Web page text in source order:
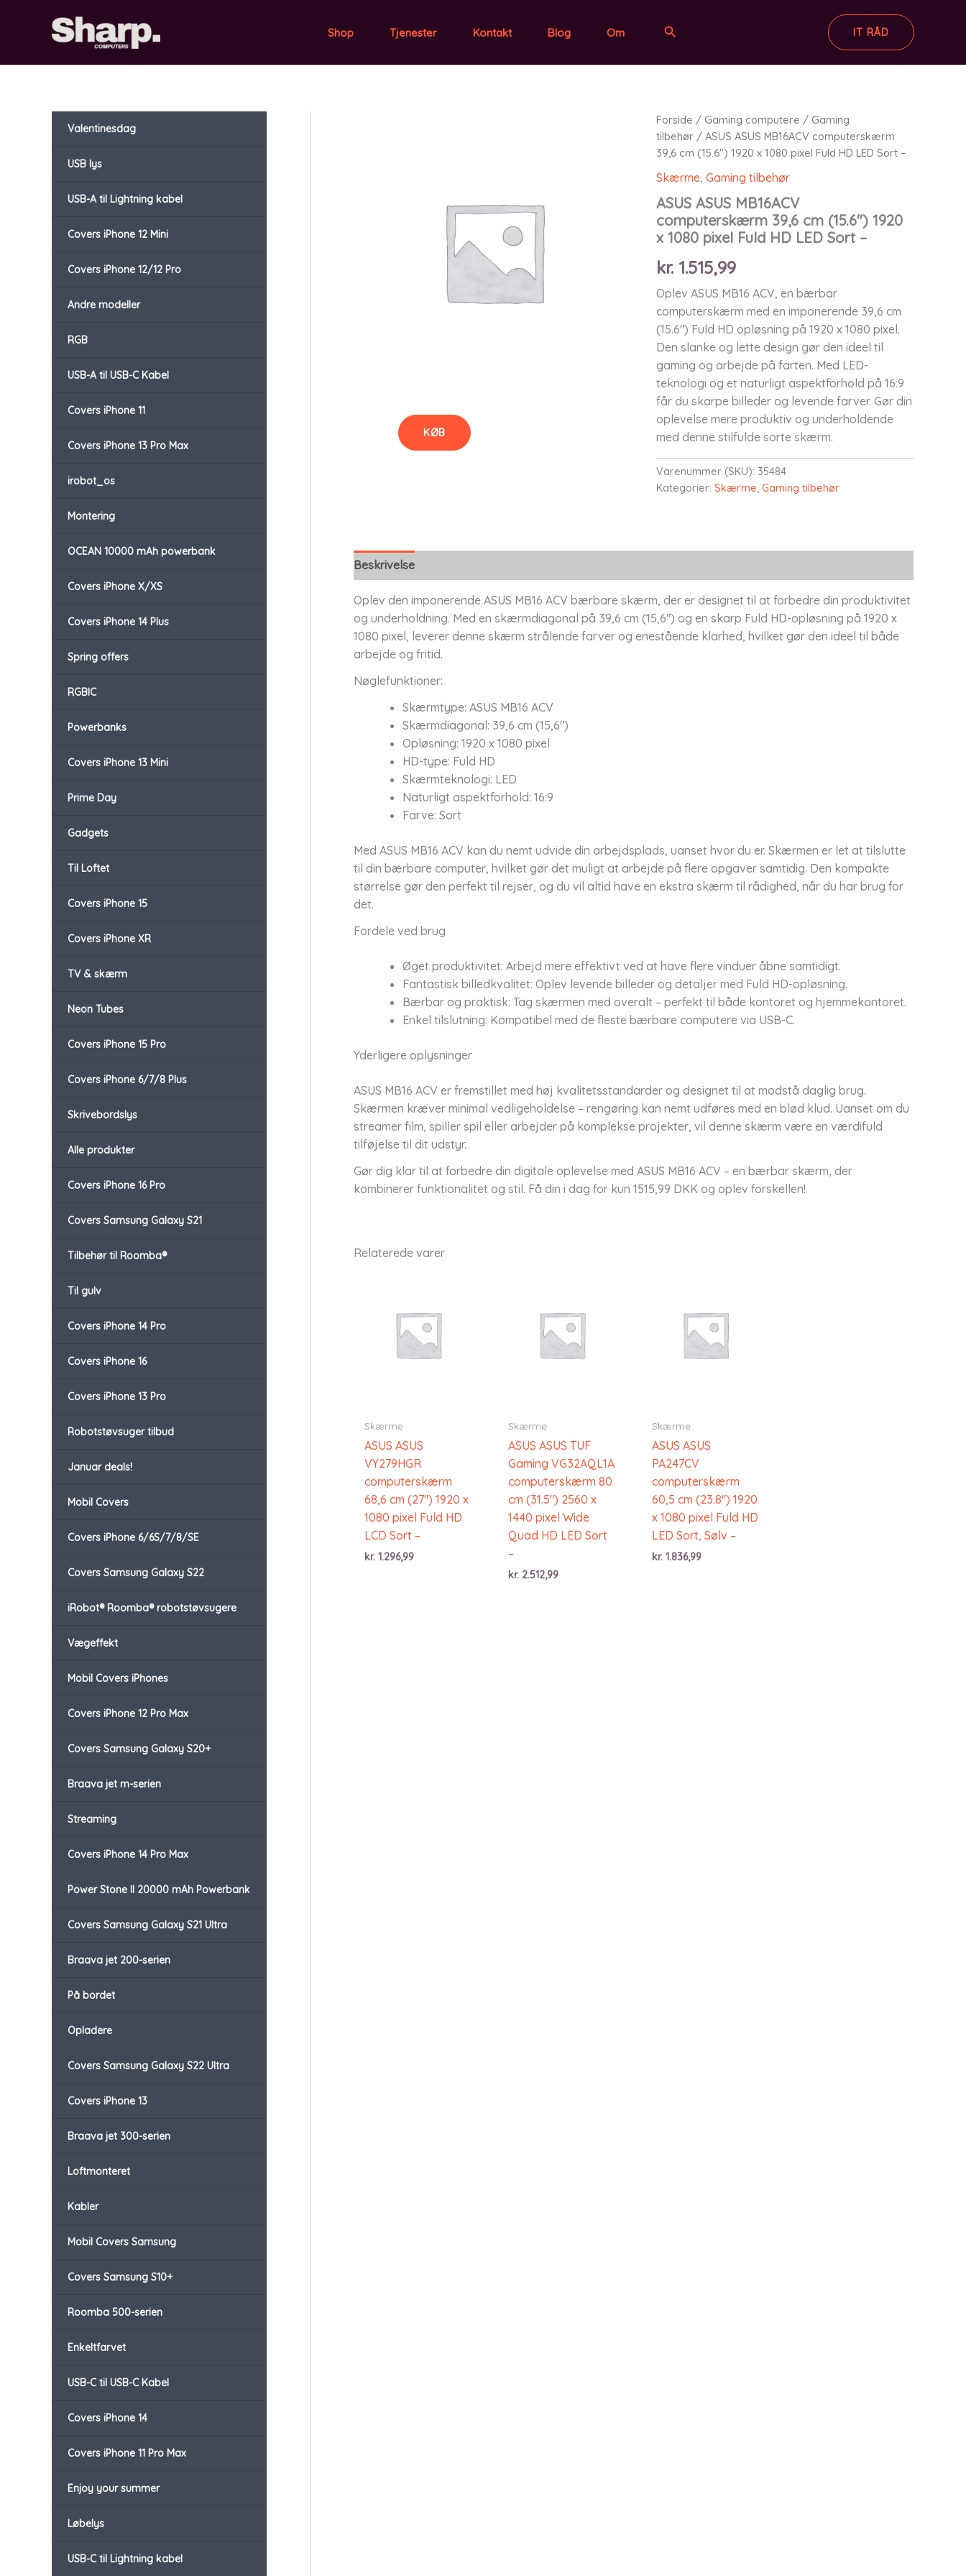
Shop Tjenester Kontakt Blog Om Søg IT RÅD
Valentinesdag
USB lys
USB-A til Lightning kabel
Covers iPhone 12 Mini
Covers iPhone 12/12 Pro
Andre modeller
RGB
USB-A til USB-C Kabel
Covers iPhone 11
Covers iPhone 13 Pro Max
irobot_os
Montering
OCEAN 10000 mAh powerbank
Covers iPhone X/XS
Covers iPhone 14 Plus
Spring offers
RGBIC
Powerbanks
Covers iPhone 13 Mini
Prime Day
Gadgets
Til Loftet
Covers iPhone 15
Covers iPhone XR
TV & skærm
Neon Tubes
Covers iPhone 15 Pro
Covers iPhone 6/7/8 Plus
Skrivebordslys
Alle produkter
Covers iPhone 16 Pro
Covers Samsung Galaxy S21
Tilbehør til Roomba®
Til gulv
Covers iPhone 14 Pro
Covers iPhone 16
Covers iPhone 13 Pro
Robotstøvsuger tilbud
Januar deals!
Mobil Covers
Covers iPhone 6/6S/7/8/SE
Covers Samsung Galaxy S22
iRobot® Roomba® robotstøvsugere
Vægeffekt
Mobil Covers iPhones
Covers iPhone 12 Pro Max
Covers Samsung Galaxy S20+
Braava jet m-serien
Streaming
Covers iPhone 14 Pro Max
Power Stone II 20000 mAh Powerbank
Covers Samsung Galaxy S21 Ultra
Braava jet 200-serien
På bordet
Opladere
Covers Samsung Galaxy S22 Ultra
Covers iPhone 13
Braava jet 300-serien
Loftmonteret
Kabler
Mobil Covers Samsung
Covers Samsung S10+
Roomba 500-serien
Enkeltfarvet
USB-C til USB-C Kabel
Covers iPhone 14
Covers iPhone 11 Pro Max
Enjoy your summer
Løbelys
USB-C til Lightning kabel
Forside / Gaming computere / Gaming
tilbehør/ ASUS ASUS MB16ACV computerskærm
39,6 cm (15.6″) 1920 x 1080 pixel Fuld HD LED Sort –
Skærme, Gaming tilbehør
ASUS ASUS MB16ACV
computerskærm 39,6 cm (15.6″) 1920
x 1080 pixel Fuld HD LED Sort –
kr.1.515,99
Oplev ASUS MB16 ACV, en bærbar
computerskærm med en imponerende 39,6 cm
(15.6") Fuld HD opløsning på 1920 x 1080 pixel.
Den slanke og lette design gør den ideel til
gaming og arbejde på farten. Med LED-
teknologi og et naturligt aspektforhold på 16:9
får du skarpe billeder og levende farver. Gør din
oplevelse mere produktiv og underholdende
med denne stilfulde sorte skærm.
Varenummer (SKU): 35484
Kategorier: Skærme, Gaming tilbehør
KØB
Beskrivelse
Oplev den imponerende ASUS MB16 ACV bærbare skærm, der er designet til at forbedre din produktivitet
og underholdning. Med en skærmdiagonal på 39,6 cm (15,6") og en skarp Fuld HD-opløsning på 1920 x
1080 pixel, leverer denne skærm strålende farver og enestående klarhed, hvilket gør den ideel til både
arbejde og fritid.
Nøglefunktioner:
Skærmtype: ASUS MB16 ACV
Skærmdiagonal: 39,6 cm (15,6")
Opløsning: 1920 x 1080 pixel
HD-type: Fuld HD
Skærmteknologi: LED
Naturligt aspektforhold: 16:9
Farve: Sort
Med ASUS MB16 ACV kan du nemt udvide din arbejdsplads, uanset hvor du er. Skærmen er let at tilslutte
til din bærbare computer, hvilket gør det muligt at arbejde på flere opgaver samtidig. Den kompakte
størrelse gør den perfekt til rejser, og du vil altid have en ekstra skærm til rådighed, når du har brug for
det.
Fordele ved brug
Øget produktivitet: Arbejd mere effektivt ved at have flere vinduer åbne samtidigt.
Fantastisk billedkvalitet: Oplev levende billeder og detaljer med Fuld HD-opløsning.
Bærbar og praktisk: Tag skærmen med overalt – perfekt til både kontoret og hjemmekontoret.
Enkel tilslutning: Kompatibel med de fleste bærbare computere via USB-C.
Yderligere oplysninger
ASUS MB16 ACV er fremstillet med høj kvalitetsstandarder og designet til at modstå daglig brug.
Skærmen kræver minimal vedligeholdelse – rengøring kan nemt udføres med en blød klud. Uanset om du
streamer film, spiller spil eller arbejder på komplekse projekter, vil denne skærm være en værdifuld
tilføjelse til dit udstyr.
Gør dig klar til at forbedre din digitale oplevelse med ASUS MB16 ACV – en bærbar skærm, der
kombinerer funktionalitet og stil. Få din i dag for kun 1515,99 DKK og oplev forskellen!
Relaterede varer
Skærme
ASUS ASUS
VY279HGR
computerskærm
68,6 cm (27″) 1920 x
1080 pixel Fuld HD
LCD Sort –
kr. 1.296,99
Skærme
ASUS ASUS TUF
Gaming VG32AQL1A
computerskærm 80
cm (31.5″) 2560 x
1440 pixel Wide
Quad HD LED Sort
–
kr.2.512,99
Skærme
ASUS ASUS
PA247CV
computerskærm
60,5 cm (23.8″) 1920
x 1080 pixel Fuld HD
LED Sort, Sølv –
kr.1.836,99